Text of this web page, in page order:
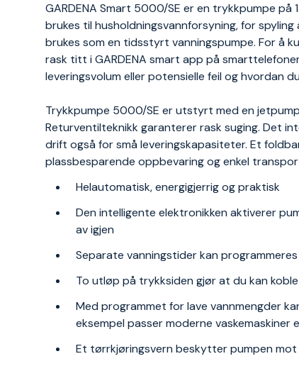
GARDENA Smart 5000/SE er en trykkpumpe
brukes til husholdningsvannforsyning, for
brukes som en tidsstyrt vanningspumpe. For å
rask titt i GARDENA smart app på
leveringsvolum eller potensielle feil og hvordan
Trykkpumpe 5000/SE er utstyrt med en
Returventilteknikk garanterer rask suging. Det
drift også for små leveringskapasiteter. Et
plassbesparende oppbevaring og enkel
Helautomatisk, energigjerrig og praktisk
Den intelligente elektronikken aktiverer
av igjen
Separate vanningstider kan
To utløp på trykksiden gjør at du kan
Med programmet for lave vannmengder
eksempel passer moderne vaskemaskiner
Et tørrkjøringsvern beskytter pumpen